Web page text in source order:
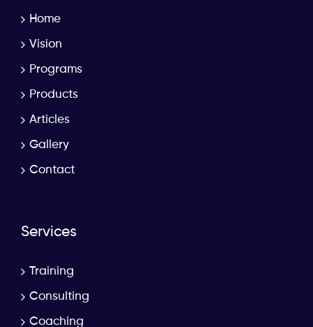
Home
Vision
Programs
Products
Articles
Gallery
Contact
Services
Training
Consulting
Coaching